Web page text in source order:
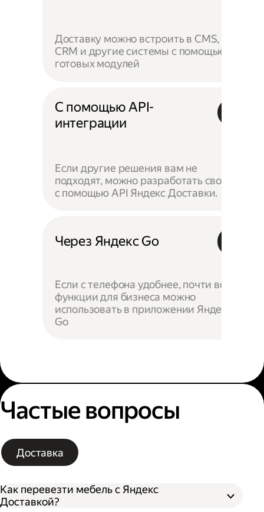
Доставку можно встроить в CMS,
CRM и другие системы с помощью
готовых модулей
С помощью API-
интеграции
Если другие решения вам не
подходят, можно разработать своё —
с помощью API Яндекс Доставки.
Через Яндекс Go
Если с телефона удобнее, почти все
функции для бизнеса можно
использовать в приложении Яндекс
Go
Частые вопросы
Доставка
Как перевезти мебель с Яндекс
Доставкой?